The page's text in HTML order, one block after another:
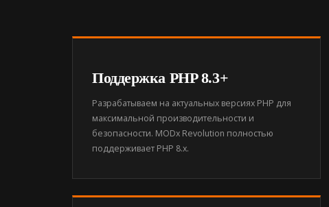
Поддержка PHP 8.3+
Разрабатываем на актуальных версиях PHP для
максимальной производительности и
безопасности. MODx Revolution полностью
поддерживает PHP 8.x.